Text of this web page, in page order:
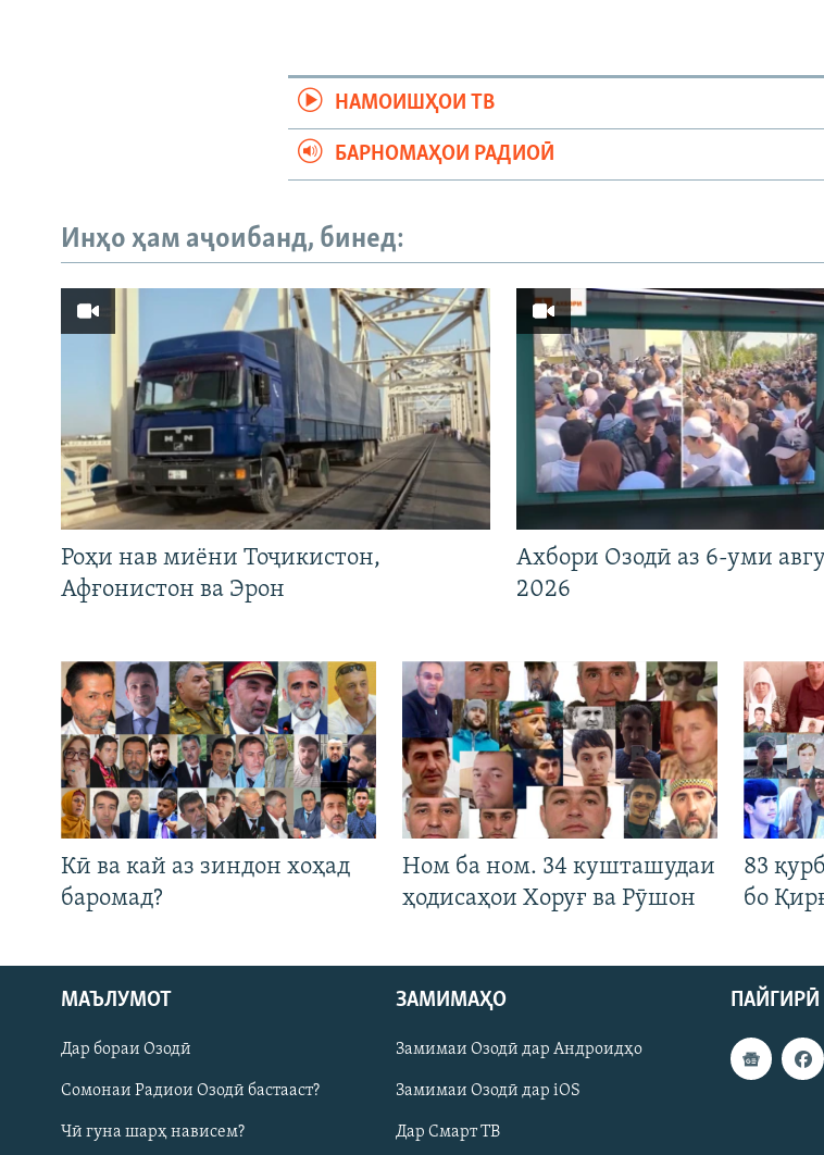
Русский
ПАЙГИРӢ КУНЕД
НАМОИШҲОИ ТВ
БАРНОМАҲОИ РАДИОӢ
Инҳо ҳам аҷоибанд, бинед:
Роҳи нав миёни Тоҷикистон,
Афғонистон ва Эрон
Ахбори Озодӣ аз 6-уми
2026
Кӣ ва кай аз зиндон хоҳад
баромад?
Ном ба ном. 34 кушташудаи
ҳодисаҳои Хоруғ ва Рӯшон
83
бо
МАЪЛУМОТ
Дар бораи Озодӣ
Сомонаи Радиои Озодӣ бастааст?
Чӣ гуна шарҳ нависем?
ЗАМИМАҲО
Замимаи Озодӣ дар Андроидҳо
Замимаи Озодӣ дар iOS
Дар Смарт ТВ